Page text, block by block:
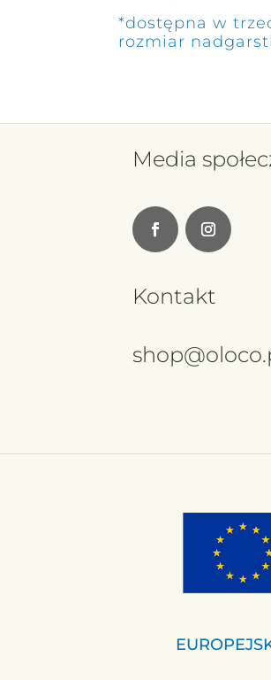
*dostępna w
rozmiar
Media
Kontakt